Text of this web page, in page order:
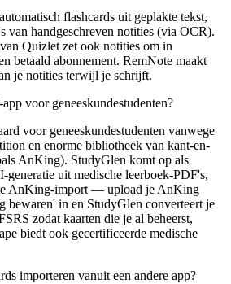
flashcards uit geplakte tekst,
van handgeschreven notities (via OCR).
Quizlet zet ook notities om in
betaald abonnement. RemNote maakt
je notities terwijl je schrijft.
voor geneeskundestudenten?
voor geneeskundestudenten vanwege
en enorme bibliotheek van kant-en-
AnKing). StudyGlen komt op als
generatie uit medische leerboek-PDF's,
AnKing-import — upload je AnKing
bewaren' in en StudyGlen converteert je
zodat kaarten die je al beheerst,
biedt ook gecertificeerde medische
importeren vanuit een andere app?